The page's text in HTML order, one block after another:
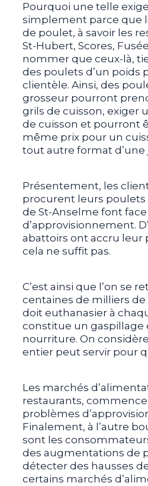
Pourquoi une telle
simplement parce que
de poulet, à savoir les
St-Hubert, Scores,
nommer que ceux-là,
des poulets d’un poids
clientèle. Ainsi, des
grosseur pourront
grils de cuisson, exiger
de cuisson et pourront
même prix pour un
tout autre format d’une
Présentement, les
procurent leurs poulets
de St-Anselme font
d’approvisionnement.
abattoirs ont accru leur
cela ne suffit pas.
C’est ainsi que l’on se
centaines de milliers de
doit euthanasier à
constitue un gaspillage
nourriture. On
entier peut servir pour
Les marchés
restaurants,
problèmes
Finalement, à l’autre
sont les
des augmentations de
détecter des hausses
certains marchés